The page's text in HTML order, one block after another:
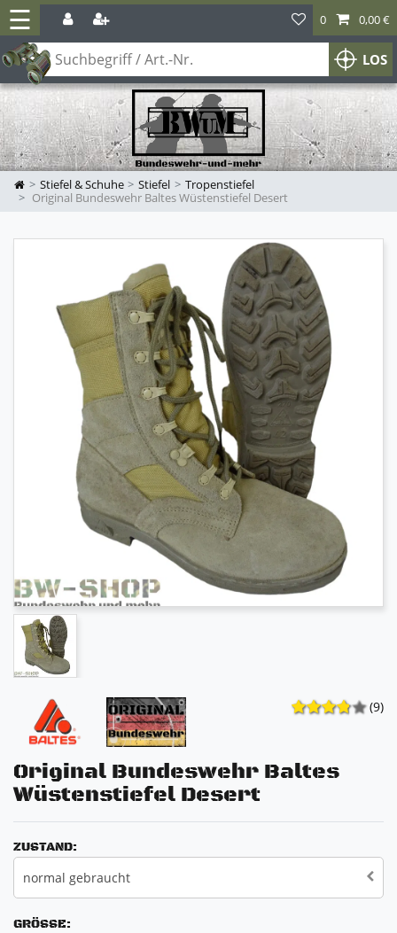
☰
LOS
0 0,00 €
Stiefel & Schuhe Stiefel
Tropenstiefel
Original Bundeswehr Baltes Wüstenstiefel Desert
(9)
Original Bundeswehr Baltes
Wüstenstiefel Desert
ZUSTAND:
normal gebraucht
GRÖSSE: